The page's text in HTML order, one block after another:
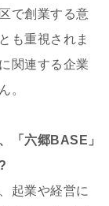
で創業する意
も重視されま
関連する企業
。
「六郷BASE」
起業や経営に